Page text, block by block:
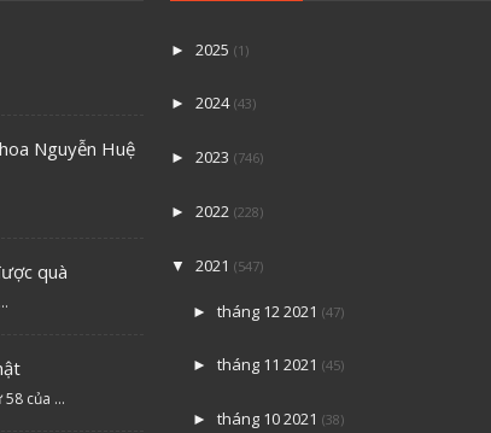
Nguyễn Huệ
quà
của ...
► 2025 (1)
► 2024 (43)
► 2023 (746)
► 2022 (228)
▼ 2021 (547)
► tháng 12 2021 (47)
► tháng 11 2021 (45)
► tháng 10 2021 (38)